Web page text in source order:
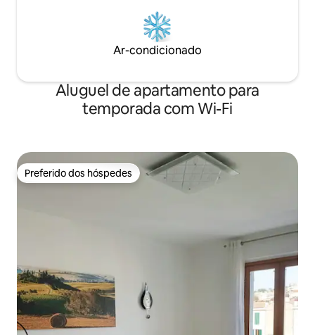
Ar-condicionado
Aluguel de apartamento para
temporada com Wi-Fi
Preferido dos hóspedes
Preferido dos hóspedes